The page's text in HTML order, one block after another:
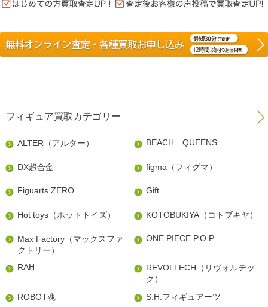
フィギュア買取カテゴリー
ALTER（アルター） BEACH QUEENS
DX超合金 figma（フィグマ）
Figuarts ZERO Gift
Hot toys（ホットトイズ） KOTOBUKIYA（コトブキヤ）
Max Factory（マックスファ
クトリー）
ONE PIECE P.O.P
RAH
REVOLTECH（リヴォルテッ
ク）
ROBOT魂
S.H.フィギュアーツ